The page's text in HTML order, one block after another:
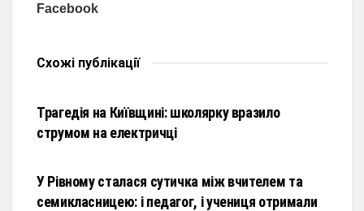
Facebook
Схожі публікації
Трагедія на Київщині: школярку вразило
струмом на електричці
У Рівному сталася сутичка між вчителем та
семикласницею: і педагог, і учениця отримали